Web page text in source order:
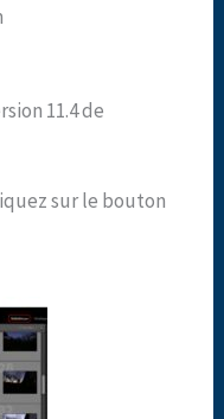
11.4 de
sur le bouton